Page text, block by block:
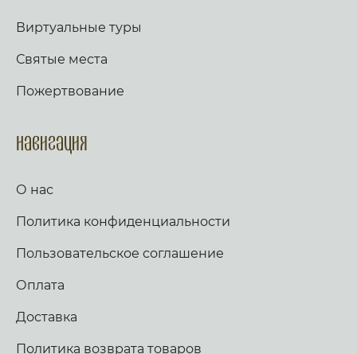
Виртуальные туры
Святые места
Пожертвование
Навигация
О нас
Политика конфиденциальности
Пользовательское соглашение
Оплата
Доставка
Политика возврата товаров